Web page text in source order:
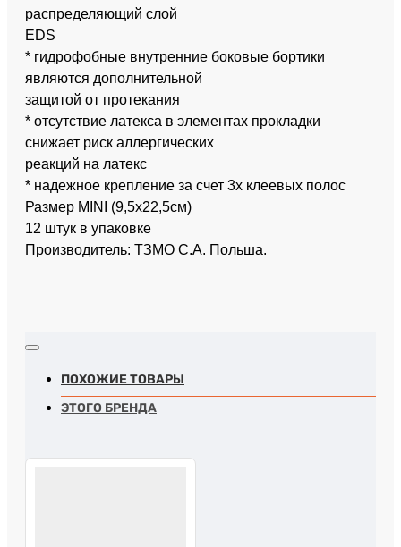
распределяющий слой
EDS
* гидрофобные внутренние боковые бортики
являются дополнительной
защитой от протекания
* отсутствие латекса в элементах прокладки
снижает риск аллергических
реакций на латекс
* надежное крепление за счет 3х клеевых полос
Размер MINI (9,5х22,5см)
12 штук в упаковке
Производитель: ТЗМО С.А. Польша.
ПОХОЖИЕ ТОВАРЫ
ЭТОГО БРЕНДА